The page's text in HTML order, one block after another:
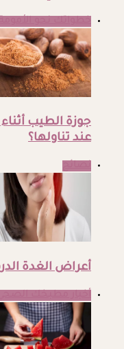
جوزة الطيب
عند تناولها؟
أعراض الغدة